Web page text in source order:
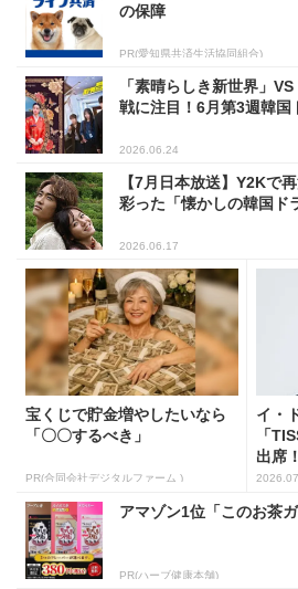
の保障
PR(愛知県共済生活協同組合)
「素晴らしき新世界」
戦に注目！6月第3週韓国
2026.06.24
【7月日本放送】Y2Kで
彩った「懐かしの韓国ド
2026.06.17
宝くじで貯金増やしたいなら
「〇〇するべき」
PR(合同会社デジタルファーム )
イ・
「
出席
アマゾン1位「このお茶
PR(ハーブ健康本舗)